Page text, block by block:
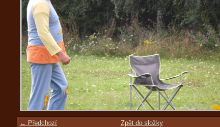
← Předchozí Zpět do složky